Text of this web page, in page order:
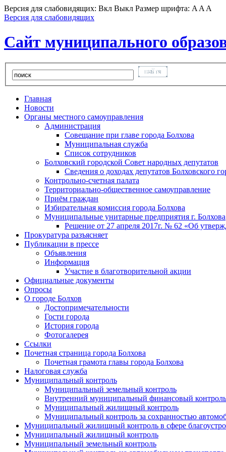
Версия для слабовидящих: Вкл Выкл Размер шрифта: A A A
Версия для слабовидящих
Сайт муниципального
Главная
Новости
Органы местного самоуправления
Администрация
Совещание при главе города Болхова
Муниципальная служба
Список сотрудников
Болховский городской Совет народных депутатов
Сведения о доходах депутатов Болховского
Контрольно-счетная палата
Территориально-общественное самоуправление
Приём граждан
Избирательная комиссия города Болхова
Муниципальные унитарные предприятия г. Болхова
Решение от 27 апреля 2017г. № 62 «Об
Прокуратура разъясняет
Публикации в прессе
Объявления
Информация
Участие в благотворительной акции
Официальные документы
Опросы
О городе Болхов
Достопримечательности
Гости города
История города
Фотогалерея
Ссылки
Почетная страница города Болхова
Почетная грамота главы города Болхова
Налоговая служба
Муниципальный контроль
Муниципальный земельный контроль
Внутренний муниципальный финансовый контроль
Муниципальный жилищный контроль
Муниципальный контроль за сохранностью
Муниципальный жилищный контроль в сфере
Муниципальный жилищный контроль
Муниципальный земельный контроль